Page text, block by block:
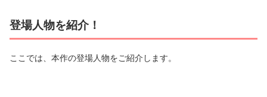
登場人物を紹介！
ここでは、本作の登場人物をご紹介します。